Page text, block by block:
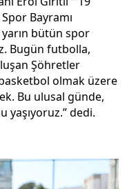
Bayramı
bütün spor
Bugün futbolla,
Şöhretler
olmak üzere
Bu ulusal günde,
yaşıyoruz.” dedi.